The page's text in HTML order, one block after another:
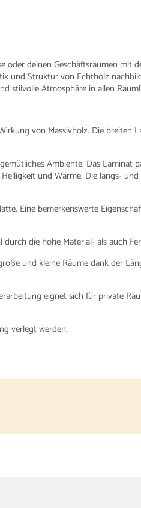
oder deinen Geschäftsräumen mit
und Struktur von Echtholz
stilvolle Atmosphäre in allen
von Massivholz. Die breiten
Ambiente. Das Laminat
und Wärme. Die längs-
Eine bemerkenswerte
die hohe Material- als auch
und kleine Räume dank der
eignet sich für private
verlegt werden.